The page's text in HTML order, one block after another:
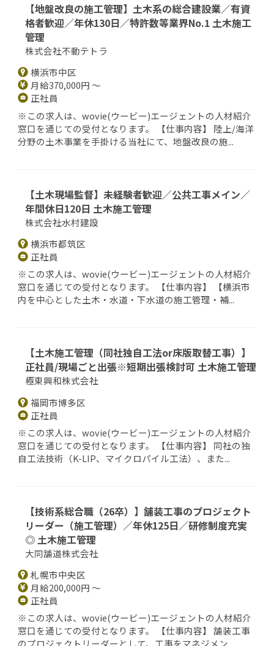
【地盤改良の施工管理】土木系の総合建設業／有資
格者歓迎／年休130日／特許数等業界No.1 土木施工
管理
株式会社不動テトラ
横浜市中区
月給370,000円 ～
正社員
※この求人は、wovie(ウービー)エージェントの人材紹介
窓口を通じての受付となります。 【仕事内容】 陸上/海洋
分野の土木事業を手掛ける当社にて、地盤改良の施...
【土木現場監督】未経験者歓迎／公共工事メイン／
年間休日120日 土木施工管理
株式会社水村建設
横浜市都筑区
正社員
※この求人は、wovie(ウービー)エージェントの人材紹介
窓口を通じての受付となります。 【仕事内容】 【横浜市
内を中心とした土木・水道・下水道の施工管理・補...
【土木施工管理（同社独自工法or床版取替工事）】
正社員/現場ごと出張※短期出張検討可 土木施工管理
極東興和株式会社
福岡市博多区
正社員
※この求人は、wovie(ウービー)エージェントの人材紹介
窓口を通じての受付となります。 【仕事内容】 同社の独
自工法技術（K-LIP、マイクロパイル工法）、また...
【技術系総合職（26卒）】舗装工事のプロジェクト
リーダー（施工管理）／年休125日／研修制度充実
◎ 土木施工管理
大同舗道株式会社
札幌市中央区
月給200,000円 ～
正社員
※この求人は、wovie(ウービー)エージェントの人材紹介
窓口を通じての受付となります。 【仕事内容】 舗装工事